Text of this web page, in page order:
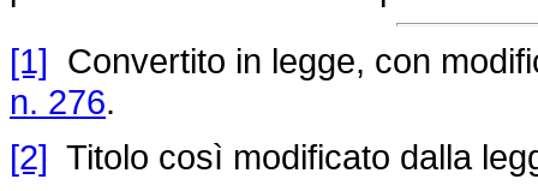
[1] Convertito in legge, con
n. 276.
[2] Titolo così modificato dalla